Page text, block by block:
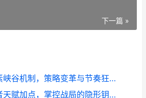
下一篇 »
英雄联盟手游元素峡谷机制，策略变革与节奏狂想曲的副标题
**第五人格监管者天赋加点，掌控战局的隐形钥匙，副标题，狩猎艺术的策略基石**